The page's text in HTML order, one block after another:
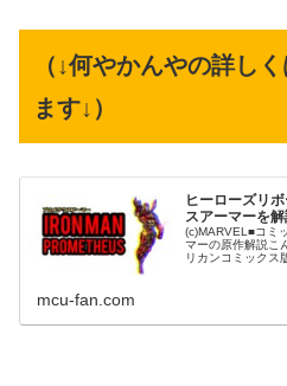
（↓何やかんやの詳し
ます↓）
ヒーローズリ
スアーマーを解
(c)MARVEL■コミ
マーの原作解説こ
リカンコミックス
mcu-fan.com